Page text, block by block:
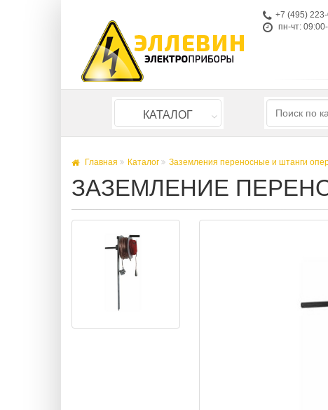
+7 (495)
пн-чт:
КАТАЛОГ
Главная Каталог Заземления переносные и штанги
ЗАЗЕМЛЕНИЕ